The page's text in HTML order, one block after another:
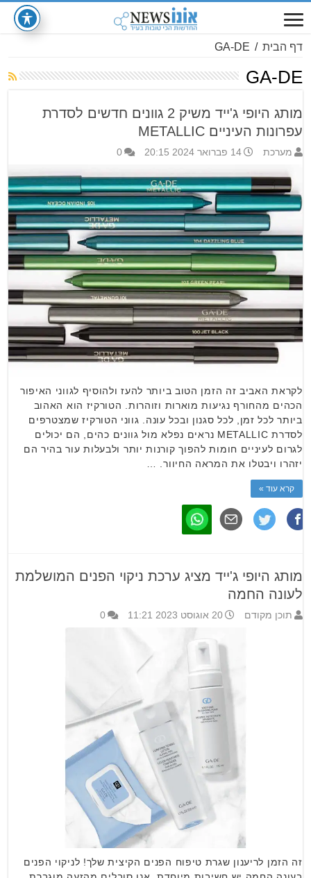
דף הבית /
GA-DE
GA-DE
מותג היופי ג'ייד משיק 2 גוונים חדשים לסדרת
עפרונות העיניים METALLIC
מערכת 14 פברואר 2024 20:15 0
לקראת האביב זה הזמן הטוב ביותר להעז ולהוסיף לגווני האיפור
הכהים מהחורף נגיעות מוארות וזוהרות. הטורקיז הוא האהוב
ביותר לכל זמן, לכל סגנון ובכל עונה. גווני הטורקיז שמצטרפים
לסדרת METALLIC נראים נפלא מול גוונים כהים, הם יכולים
לגרום לעיניים חומות להפוך קורנות יותר ולבעלות עור בהיר הם
יזהרו ויבטלו את המראה החיוור. …
קרא עוד »
מותג היופי ג'ייד מציג ערכת ניקוי הפנים המושלמת
לעונה החמה
תוכן מקודם 20 אוגוסט 2023 11:21 0
זה הזמן לריענון שגרת טיפוח הפנים הקיצית שלך! לניקוי הפנים